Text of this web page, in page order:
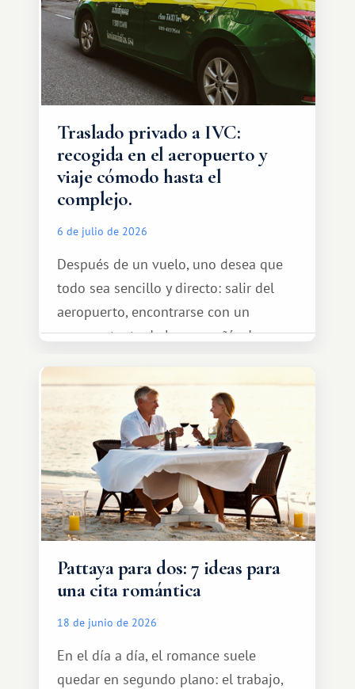
Traslado privado a IVC:
recogida en el aeropuerto y
viaje cómodo hasta el
complejo.
6 de julio de 2026
Después de un vuelo, uno desea que
todo sea sencillo y directo: salir del
aeropuerto, encontrarse con un
representante de la compañía de
tranquilamente hasta el complejo
turístico.
Pattaya para dos: 7 ideas para
una cita romántica
18 de junio de 2026
En el día a día, el romance suele
quedar en segundo plano: el trabajo,